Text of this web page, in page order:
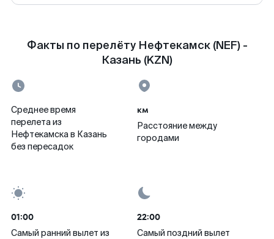
Факты по перелёту Нефтекамск (NEF) -
Казань (KZN)
Среднее время
перелета из
Нефтекамска в Казань
без пересадок
км
Расстояние между
городами
01:00
Самый ранний вылет из
22:00
Самый поздний вылет